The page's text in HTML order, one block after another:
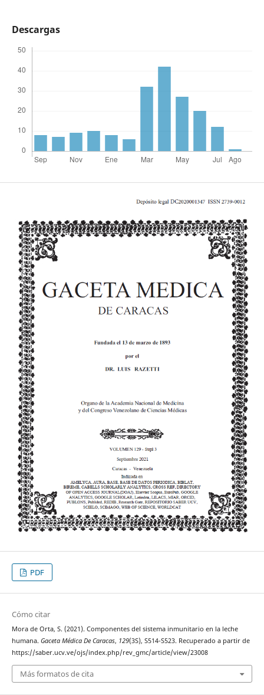
Descargas
PDF
Cómo citar
Mora de Orta, S. (2021). Componentes del sistema inmunitario en la leche
humana. Gaceta Médica De Caracas, 129(3S), S514-S523. Recuperado a partir de
https://saber.ucv.ve/ojs/index.php/rev_gmc/article/view/23008
Más formatos de cita